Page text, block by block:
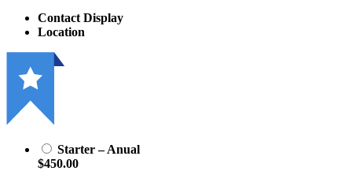
Contact Display
Location
Starter – Anual
$450.00